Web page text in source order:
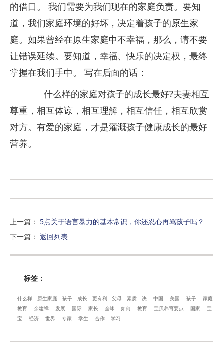
的借口。 我们需要为我们现在的家庭负责。要知
道，我们家庭环境的好坏，决定着孩子的原生家
庭。如果曾经在原生家庭中不幸福，那么，请不要
让错误延续。要知道，幸福、快乐的决定权，最终
掌握在我们手中。 写在后面的话：
什么样的家庭对孩子的成长最好?夫妻相互
尊重，相互体谅，相互理解，相互信任，相互欣赏
对方。有爱的家庭，才是灌溉孩子健康成长的最好
营养。
上一篇 ： 5点关于语言暴力的基本常识，你还忍心再骂孩子吗？
下一篇 ： 返回列表
标签：
什么样 原生家庭 孩子 成长 更有利 父母 素质 决 中国 美国 孩子
家庭
教育
余建祥 发展 国际 家长 全球 如何 教育 宝贝养育要点 国家
宝
宝
经济 世界 专家 学生 合作 学习